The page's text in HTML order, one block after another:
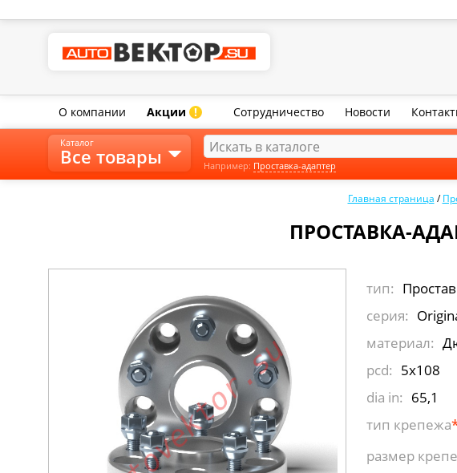
О компании Акции ! Сотрудничество Новости
Главная страница /
ПРОСТАВКА-
тип:
серия:
материал:
pcd: 5x108
dia in: 65,1
тип крепежа
размер
Каталог
Все товары Например: Проставка-адаптер